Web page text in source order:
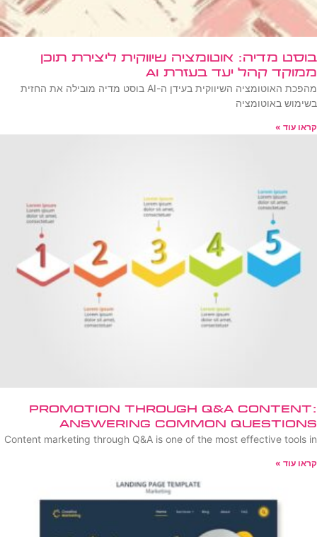
בוסט מדיה: אוטומציה שיווקית ליצירת תוכן
ממוקד קהל יעד בעזרת AI
מהפכת האוטומציה השיווקית בעידן ה-AI בוסט מדיה מובילה את החזית
בשימוש באוטומציה
קראו עוד »
Promotion Through Q&A Content:
Answering Common Questions
Content marketing through Q&A is one of the most effective tools in
קראו עוד »